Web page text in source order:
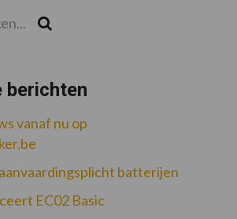
berichten
vanaf nu op
batterijen
EC02 Basic